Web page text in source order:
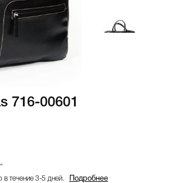
716-00601
течение 3-5 дней. Подробнее